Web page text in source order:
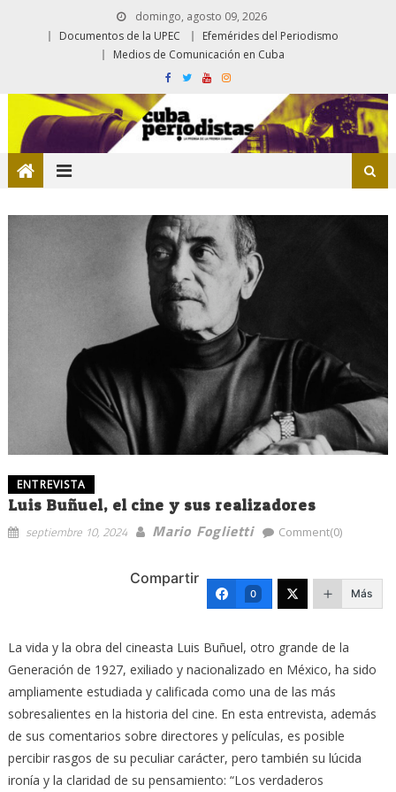
domingo, agosto 09, 2026
Documentos de la UPEC
Efemérides del Periodismo
Medios de Comunicación en Cuba
ENTREVISTA
Luis Buñuel, el cine y sus realizadores
septiembre 10, 2024 Mario Foglietti Comment(0)
Compartir
0 Más
La vida y la obra del cineasta Luis Buñuel, otro grande de la
Generación de 1927, exiliado y nacionalizado en México, ha sido
ampliamente estudiada y calificada como una de las más
sobresalientes en la historia del cine. En esta entrevista, además
de sus comentarios sobre directores y películas, es posible
percibir rasgos de su peculiar carácter, pero también su lúcida
ironía y la claridad de su pensamiento: “Los verdaderos